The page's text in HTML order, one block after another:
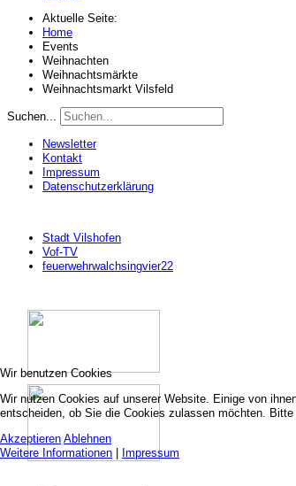
Aktuelle Seite:
Home
Events
Weihnachten
Weihnachtsmärkte
Weihnachtsmarkt Vilsfeld
Suchen...
Newsletter
Kontakt
Impressum
Datenschutzerklärung
Stadt Vilshofen
Vof-TV
feuerwehrwalchsingvier22
Wir benutzen Cookies
Wir nutzen Cookies auf unserer Website. Einige von
entscheiden, ob Sie die Cookies zulassen möchten.
Akzeptieren Ablehnen
Weitere Informationen
Impressum